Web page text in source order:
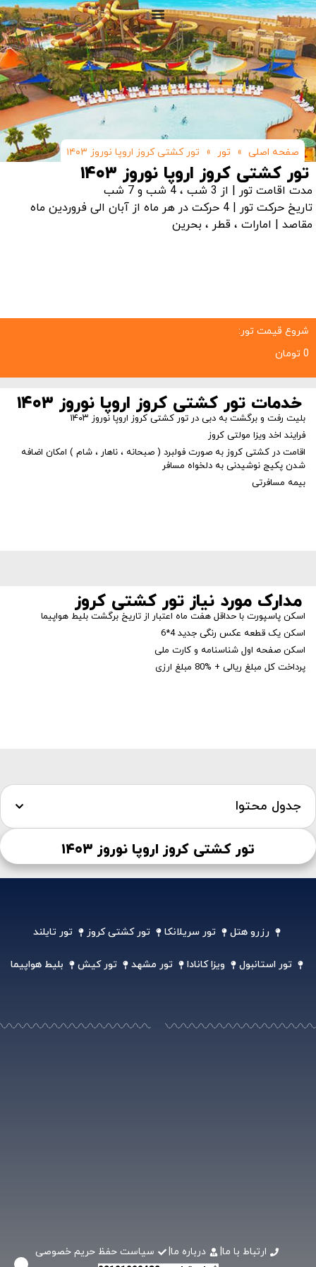
صفحه اصلی » تور » تور کشتی کروز اروپا نوروز ۱۴۰۳
تور کشتی کروز اروپا نوروز ۱۴۰۳
مدت اقامت تور | از 3 شب ، 4 شب و 7 شب
تاریخ حرکت تور | 4 حرکت در هر ماه از آبان الی فروردین ماه
مقاصد | امارات ، قطر ، بحرین
شروع قیمت تور:
0 تومان
خدمات تور کشتی کروز اروپا نوروز ۱۴۰۳
بلیت رفت و برگشت به دبی در تور کشتی کروز اروپا نوروز ۱۴۰۳
فرایند اخد ویزا مولتی کروز
اقامت در کشتی کروز به صورت فولبرد ( صبحانه ، ناهار ، شام ) امکان اضافه
شدن پکیج نوشیدنی به دلخواه مسافر
بیمه مسافرتی
مدارک مورد نیاز تور کشتی کروز
اسکن پاسپورت با حداقل هفت ماه اعتبار از تاریخ برگشت بلیط هواپیما
اسکن یک قطعه عکس رنگی جدید 4*6
اسکن صفحه اول شناسنامه و کارت ملی
پرداخت کل مبلغ ریالی + %80 مبلغ ارزی
جدول محتوا
تور کشتی کروز اروپا نوروز ۱۴۰۳
رزرو هتل تور سریلانکا تور کشتی کروز تور تایلند
تور استانبول ویزا کانادا تور مشهد تور کیش بلیط هواپیما
ارتباط با ما| درباره ما| سیاست حفظ حریم خصوصی